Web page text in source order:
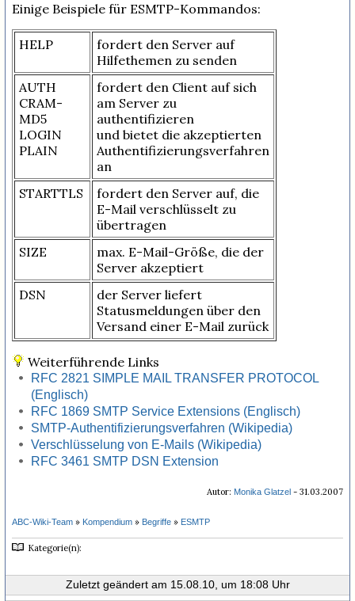
Einige Beispiele für ESMTP-Kommandos:
HELP
fordert den Server auf
Hilfethemen zu senden
AUTH
CRAM-
MD5
LOGIN
PLAIN
fordert den Client auf sich
am Server zu
authentifizieren
und bietet die akzeptierten
Authentifizierungsverfahren
an
STARTTLS
fordert den Server auf, die
E-Mail verschlüsselt zu
übertragen
SIZE
max. E-Mail-Größe, die der
Server akzeptiert
DSN
der Server liefert
Statusmeldungen über den
Versand einer E-Mail zurück
Weiterführende Links
RFC 2821 SIMPLE MAIL TRANSFER PROTOCOL
(Englisch)
RFC 1869 SMTP Service Extensions (Englisch)
SMTP-Authentifizierungsverfahren (Wikipedia)
Verschlüsselung von E-Mails (Wikipedia)
RFC 3461 SMTP DSN Extension
Autor: Monika Glatzel - 31.03.2007
ABC-Wiki-Team » Kompendium » Begriffe » ESMTP
Kategorie(n):
Zuletzt geändert am 15.08.10, um 18:08 Uhr